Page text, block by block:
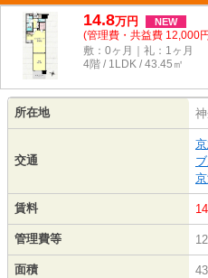
14.8万円 NEW
(管理費・共益費 12,000
敷：0ヶ月｜礼：1ヶ月
4階 / 1LDK / 43.45㎡
所在地
交通
賃料
管理費等
面積